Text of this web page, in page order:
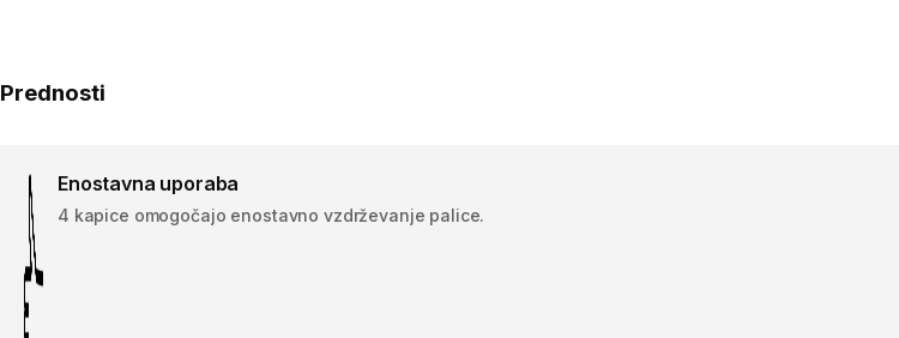
Prednosti
Enostavna uporaba
4 kapice omogočajo enostavno vzdrževanje palice.